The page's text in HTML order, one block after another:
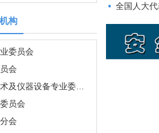
构
委员会
会
仪器设备专业委员会
员会
会
科技有限公司
大安全科学研究院
研究院
股份有限公司
特种气体股份有限公司
（集团）有限责任公司
有限公司
有限公司
全国人大代表鹿新